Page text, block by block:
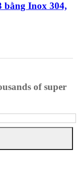
bằng Inox 304,
of super